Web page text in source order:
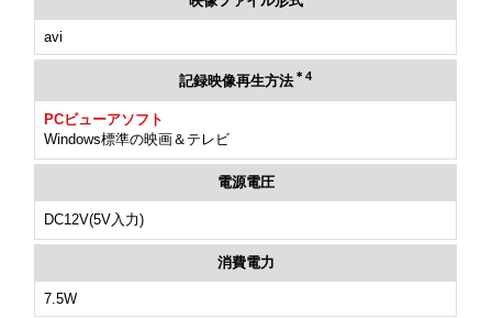
avi
記録映像再生方法 ＊4
PCビューアソフト
Windows標準の映画＆テレビ
電源電圧
DC12V(5V入力)
消費電力
7.5W